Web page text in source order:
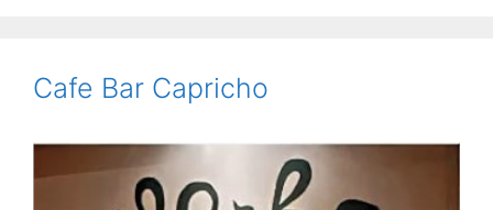
Cafe Bar Capricho